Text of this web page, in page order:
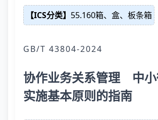
【ICS分类】 55.160箱、盒、板条箱
GB/T 43804-2024
协作业务关系管理 中
实施基本原则的指南